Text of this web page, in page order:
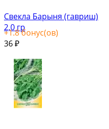
Свекла Барыня (гавриш)
2,0 гр
+1.8бонус(ов)
36 ₽